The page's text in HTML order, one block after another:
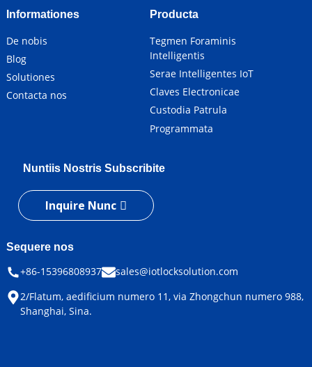
Informationes
De nobis
Blog
Solutiones
Contacta nos
Producta
Tegmen Foraminis
Intelligentis
Serae Intelligentes IoT
Claves Electronicae
Custodia Patrula
Programmata
Nuntiis Nostris Subscribite
Inquire Nunc
Sequere nos
+86-15396808937
sales@iotlocksolution.com
2/Flatum, aedificium numero 11, via Zhongchun numero 988,
Shanghai, Sina.